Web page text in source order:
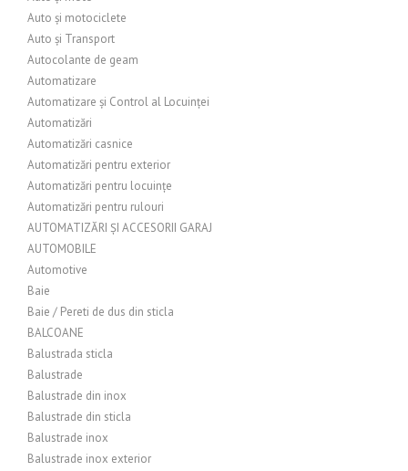
Auto și motociclete
Auto și Transport
Autocolante de geam
Automatizare
Automatizare și Control al Locuinței
Automatizări
Automatizări casnice
Automatizări pentru exterior
Automatizări pentru locuințe
Automatizări pentru rulouri
AUTOMATIZĂRI ȘI ACCESORII GARAJ
AUTOMOBILE
Automotive
Baie
Baie / Pereti de dus din sticla
BALCOANE
Balustrada sticla
Balustrade
Balustrade din inox
Balustrade din sticla
Balustrade inox
Balustrade inox exterior